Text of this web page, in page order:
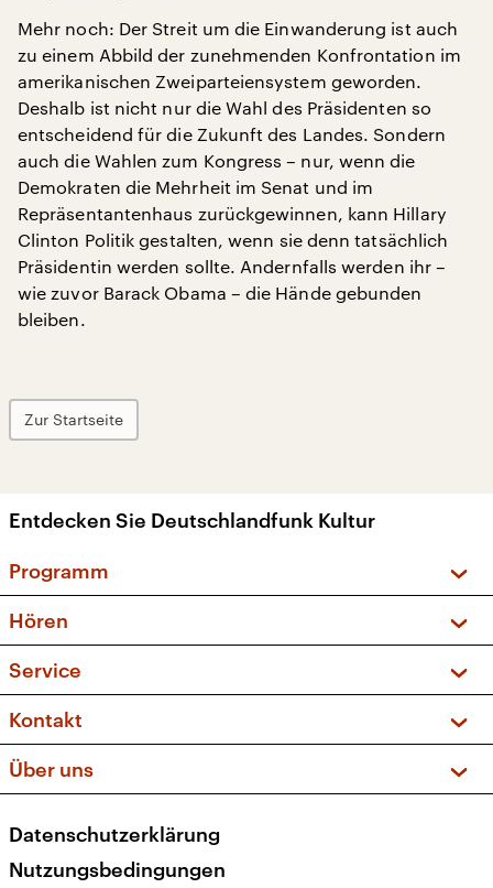
Mehr noch: Der Streit um die Einwanderung ist auch
zu einem Abbild der zunehmenden Konfrontation im
amerikanischen Zweiparteiensystem geworden.
Deshalb ist nicht nur die Wahl des Präsidenten so
entscheidend für die Zukunft des Landes. Sondern
auch die Wahlen zum Kongress – nur, wenn die
Demokraten die Mehrheit im Senat und im
Repräsentantenhaus zurückgewinnen, kann Hillary
Clinton Politik gestalten, wenn sie denn tatsächlich
Präsidentin werden sollte. Andernfalls werden ihr –
wie zuvor Barack Obama – die Hände gebunden
bleiben.
Zur Startseite
Entdecken Sie Deutschlandfunk Kultur
Programm
Sendungen und Podcasts
Musikliste
Kakadu – Das Kinderprogramm
Hören
Frequenzen (UKW + DAB+)
Service
FAQ
Apps
Newsletter
Veranstaltungen
Kontakt
Social Media
Über uns
Presse
Karriere
Datenschutzerklärung
Nutzungsbedingungen